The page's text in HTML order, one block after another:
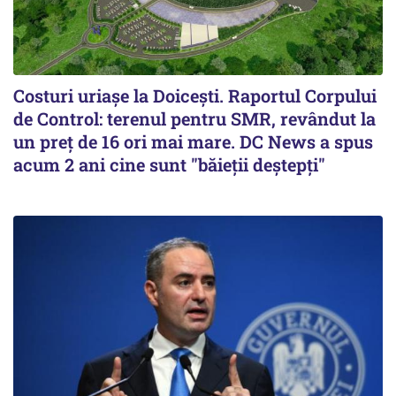
Costuri uriaşe la Doiceşti. Raportul Corpului
de Control: terenul pentru SMR, revândut la
un preţ de 16 ori mai mare. DC News a spus
acum 2 ani cine sunt "băieţii deştepţi"